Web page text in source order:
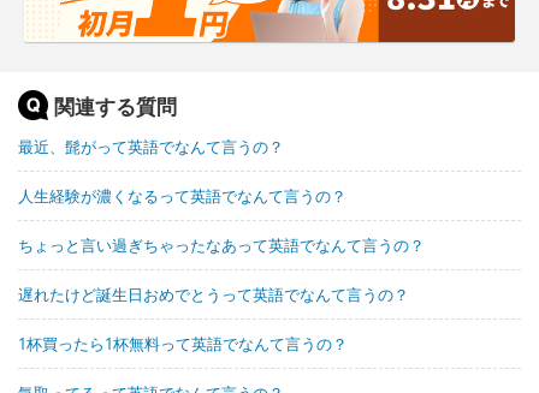
関連する質問
最近、髭がって英語でなんて言うの？
人生経験が濃くなるって英語でなんて言うの？
ちょっと言い過ぎちゃったなあって英語でなんて言うの？
遅れたけど誕生日おめでとうって英語でなんて言うの？
1杯買ったら1杯無料って英語でなんて言うの？